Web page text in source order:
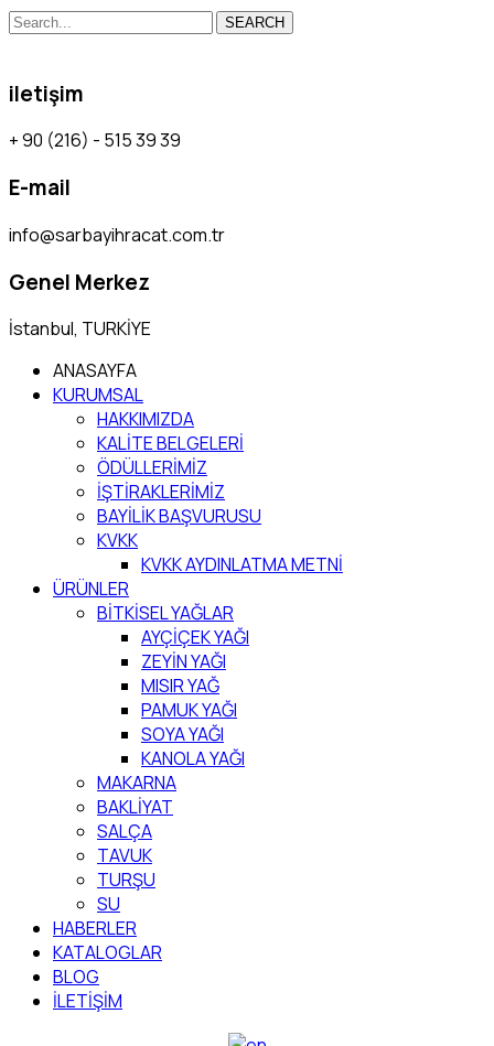
SEARCH
iletişim
+ 90 (216) - 515 39 39
E-mail
info@sarbayihracat.com.tr
Genel Merkez
İstanbul, TURKİYE
ANASAYFA
KURUMSAL
HAKKIMIZDA
KALİTE BELGELERİ
ÖDÜLLERİMİZ
İŞTİRAKLERİMİZ
BAYİLİK BAŞVURUSU
KVKK
KVKK AYDINLATMA METNİ
ÜRÜNLER
BİTKİSEL YAĞLAR
AYÇİÇEK YAĞI
ZEYİN YAĞI
MISIR YAĞ
PAMUK YAĞI
SOYA YAĞI
KANOLA YAĞI
MAKARNA
BAKLİYAT
SALÇA
TAVUK
TURŞU
SU
HABERLER
KATALOGLAR
BLOG
İLETİŞİM